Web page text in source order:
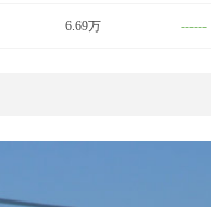
6.69万 ------